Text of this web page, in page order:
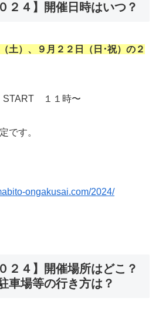
２４】開催日時はいつ？
土）、９月２２日（日･祝）の２
START １１時〜
です。
ongakusai.com/2024/
２４】開催場所はどこ？
車場等の行き方は？